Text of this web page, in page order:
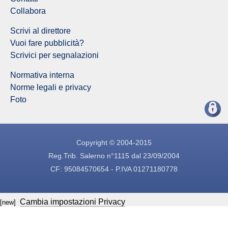
Collabora
Scrivi al direttore
Vuoi fare pubblicità?
Scrivici per segnalazioni
Normativa interna
Norme legali e privacy
Foto
Copyright © 2004-2015
Reg.Trib. Salerno n°1115 dal 23/09/2004
CF: 95084570654 - P.IVA 01271180778
[new] Cambia impostazioni Privacy